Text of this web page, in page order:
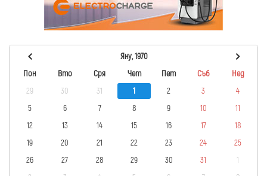
Яну, 1970
Пон
Вто Сря Чет Пет Съб
Нед
29
30 31 1 2 3
4
5
6 7 8 9 10
11
12
13 14 15 16 17
18
19
20 21 22 23 24
25
26
27 28 29 30 31
1